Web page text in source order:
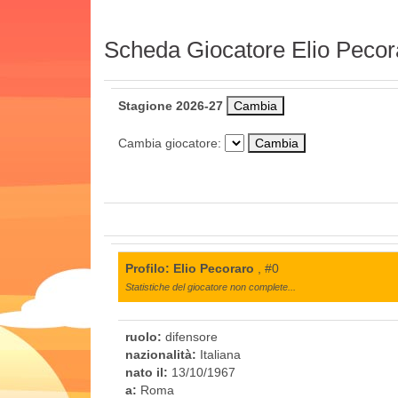
Scheda Giocatore Elio
Stagione 2026-27
Cambia giocatore:
Profilo: Elio Pecoraro , #0
Statistiche del giocatore non complete...
ruolo: difensore
nazionalità: Italiana
nato il: 13/10/1967
a: Roma